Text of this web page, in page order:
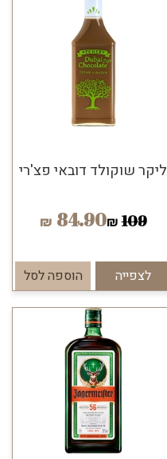
ליקר שוקולד דובאי פצ'רי
109
₪
84.90
₪
לצפייה הוספה לסל